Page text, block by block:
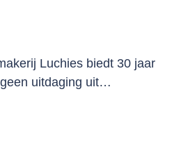
Luchies biedt 30 jaar
uitdaging uit…